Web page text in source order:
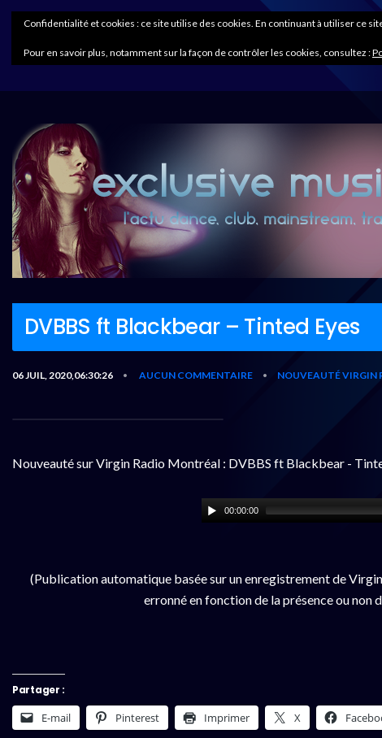
DVBBS ft Blackbear – Tinted Eyes
06 JUIL, 2020,06:30:26 • AUCUN COMMENTAIRE • NOUVEAUTÉ VIRGIN
Nouveauté sur Virgin Radio Montréal : DVBBS ft Blackbear -
00:00:00
(Publication automatique basée sur un enregistrement de
erronné en fonction de la présence ou non
Partager :
E-mail Pinterest Imprimer X
Confidentialité et cookies : ce site utilise des cookies. En continuant à utiliser ce
Pour en savoir plus, notamment sur la façon de contrôler les cookies, consultez :